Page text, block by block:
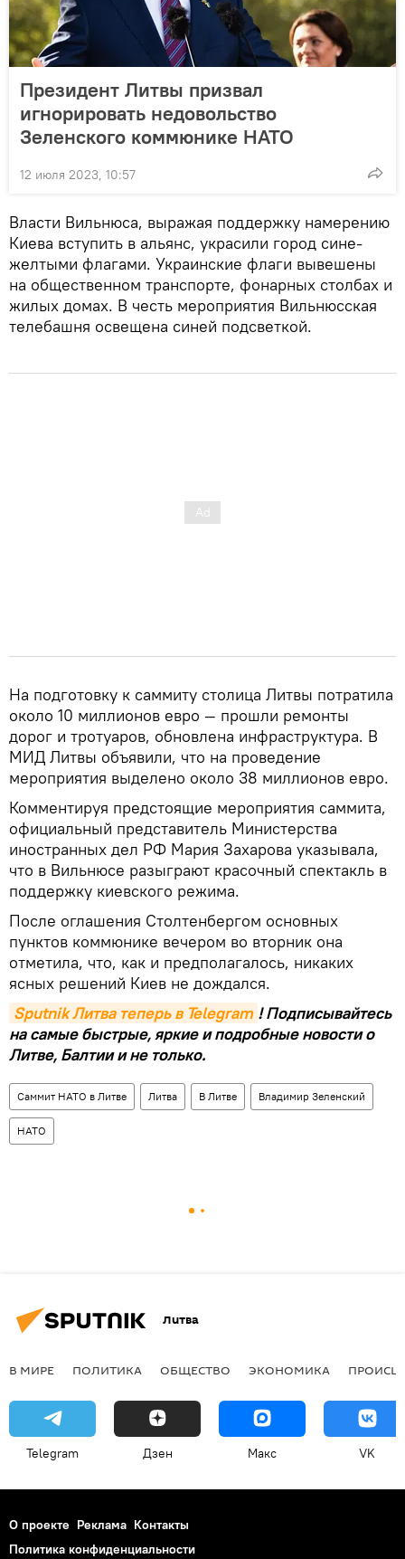
Президент Литвы призвал
игнорировать недовольство
Зеленского коммюнике НАТО
12 июля 2023, 10:57
Власти Вильнюcа, выражая поддержку намерению
Киева вступить в альянс, украсили город сине-
желтыми флагами. Украинские флаги вывешены
на общественном транспорте, фонарных столбах и
жилых домах. В честь мероприятия Вильнюсская
телебашня освещена синей подсветкой.
На подготовку к саммиту столица Литвы потратила
около 10 миллионов евро — прошли ремонты
дорог и тротуаров, обновлена инфраструктура. В
МИД Литвы объявили, что на проведение
мероприятия выделено около 38 миллионов евро.
Комментируя предстоящие мероприятия саммита,
официальный представитель Министерства
иностранных дел РФ Мария Захарова указывала,
что в Вильнюсе разыграют красочный спектакль в
поддержку киевского режима.
После оглашения Столтенбергом основных
пунктов коммюнике вечером во вторник она
отметила, что, как и предполагалось, никаких
ясных решений Киев не дождался.
Sputnik Литва теперь в Telegram ! Подписывайтесь
на самые быстрые, яркие и подробные новости о
Литве, Балтии и не только.
Саммит НАТО в Литве Литва В Литве Владимир Зеленский
НАТО
Литва
В МИРЕ ПОЛИТИКА ОБЩЕСТВО ЭКОНОМИКА
Telegram Дзен Макс VK
О проекте Реклама Контакты
Политика конфиденциальности